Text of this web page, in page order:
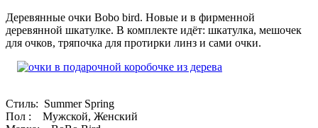
Деревянные очки Bobo bird. Новые и в фирменной
деревянной шкатулке. В комплекте идёт: шкатулка, мешочек
для очков, тряпочка для протирки линз и сами очки.
Стиль: Summer Spring
Пол : Мужской, Женский